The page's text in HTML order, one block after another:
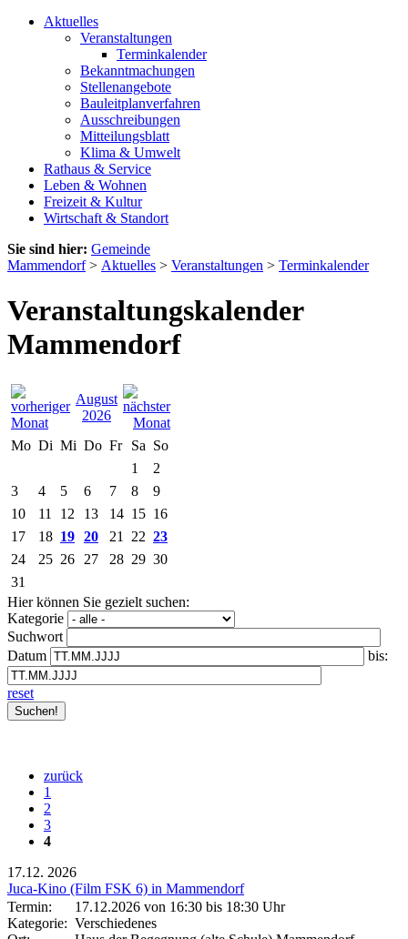
Aktuelles
Veranstaltungen
Terminkalender
Bekanntmachungen
Stellenangebote
Bauleitplanverfahren
Ausschreibungen
Mitteilungsblatt
Klima & Umwelt
Rathaus & Service
Leben & Wohnen
Freizeit & Kultur
Wirtschaft & Standort
Sie sind hier: Gemeinde
Mammendorf> Aktuelles > Veranstaltungen > Terminkalender
Veranstaltungskalender
Mammendorf
August
2026
Mo Di Mi Do Fr Sa So
1
2
3
4 5 6 7 8
9
10
11 12 13 14 15 16
17
18 19 20 21 22 23
24
25 26 27 28 29 30
31
Hier können Sie gezielt suchen:
Kategorie
Suchwort
Datum
bis:
reset
zurück
1
2
3
4
17.12. 2026
Juca-Kino (Film FSK 6) in Mammendorf
Termin:
17.12.2026 von 16:30 bis 18:30 Uhr
Kategorie: Verschiedenes